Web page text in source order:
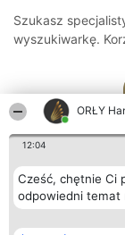
ORŁY
12:04
Cześć, chętnie Ci
odpowiedni temat
Szukasz
wyszukiwarkę.
Organizator